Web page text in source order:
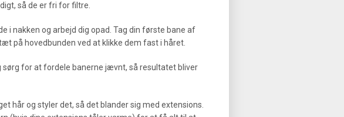
så de er fri for filtre.
i nakken og arbejd dig opad. Tag din første bane af
på hovedbunden ved at klikke dem fast i håret.
for at fordele banerne jævnt, så resultatet bliver
hår og styler det, så det blander sig med extensions.